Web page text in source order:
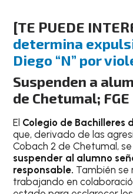
[TE PUEDE
determina
Diego “N” por
Suspenden a
de Chetumal;
El Colegio de Bachilleres
que, derivado de las
Cobach 2 de Chetumal,
suspender al alumno
responsable. También se
trabajando en